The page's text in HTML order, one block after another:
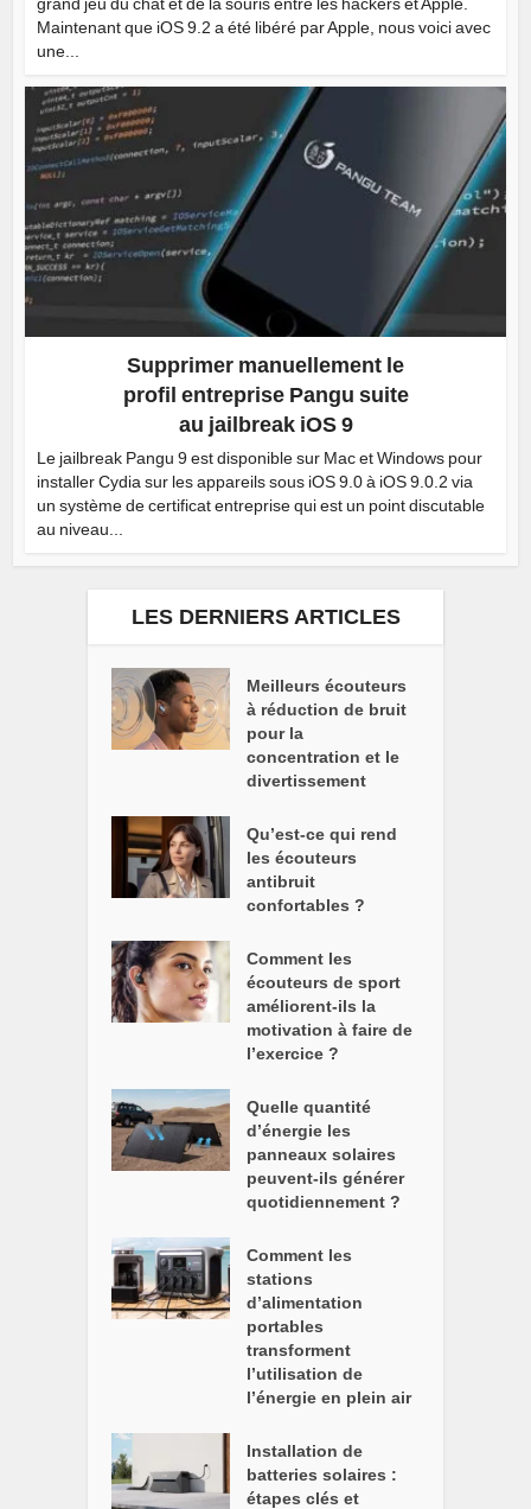
grand jeu du chat et de la souris entre les hackers et Apple.
Maintenant que iOS 9.2 a été libéré par Apple, nous voici avec
une...
Supprimer manuellement le
profil entreprise Pangu suite
au jailbreak iOS 9
Le jailbreak Pangu 9 est disponible sur Mac et Windows pour
installer Cydia sur les appareils sous iOS 9.0 à iOS 9.0.2 via
un système de certificat entreprise qui est un point discutable
au niveau...
LES DERNIERS ARTICLES
Meilleurs écouteurs
à réduction de bruit
pour la
concentration et le
divertissement
Qu’est-ce qui rend
les écouteurs
antibruit
confortables ?
Comment les
écouteurs de sport
améliorent-ils la
motivation à faire de
l’exercice ?
Quelle quantité
d’énergie les
panneaux solaires
peuvent-ils générer
quotidiennement ?
Comment les
stations
d’alimentation
portables
transforment
l’utilisation de
l’énergie en plein air
Installation de
batteries solaires :
étapes clés et